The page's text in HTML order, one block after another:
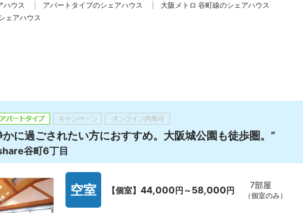
ハウス
アパートタイプのシェアハウス
大阪メトロ 谷町線のシェアハウス
ェアハウス
かに過ごされたい方におすすめ。大阪城公園も徒歩圏。”
谷町6丁目
空室 【個室】 44,000円～58,000円 7部屋
（個室のみ）